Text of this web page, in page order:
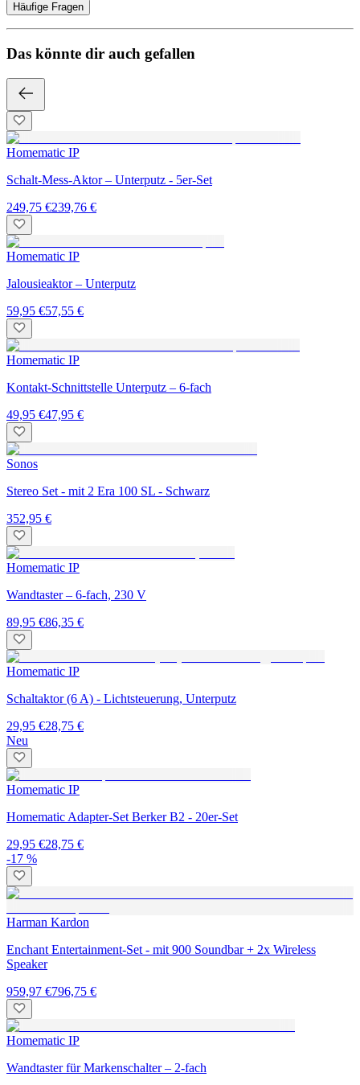
Häufige Fragen
Das könnte dir auch gefallen
Homematic IP
Schalt-Mess-Aktor – Unterputz - 5er-Set
249,75 €239,76 €
Homematic IP
Jalousieaktor – Unterputz
59,95 €57,55 €
Homematic IP
Kontakt-Schnittstelle Unterputz – 6-fach
49,95 €47,95 €
Sonos
Stereo Set - mit 2 Era 100 SL - Schwarz
352,95 €
Homematic IP
Wandtaster – 6-fach, 230 V
89,95 €86,35 €
Homematic IP
Schaltaktor (6 A) - Lichtsteuerung, Unterputz
29,95 €28,75 €
Neu
Homematic IP
Homematic Adapter-Set Berker B2 - 20er-Set
29,95 €28,75 €
-17 %
Harman Kardon
Enchant Entertainment-Set - mit 900 Soundbar + 2x Wireless
Speaker
959,97 €796,75 €
Homematic IP
Wandtaster für Markenschalter – 2-fach